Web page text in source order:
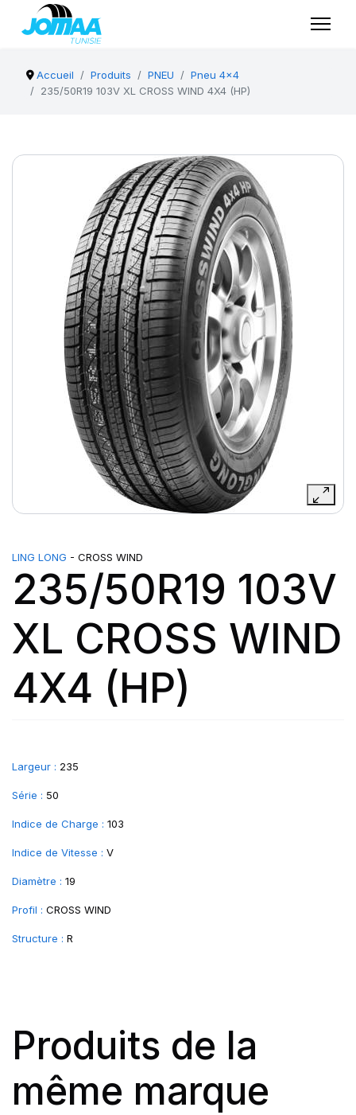
Accueil Produits PNEU
Pneu 4x4
235/50R19 103V XL CROSS WIND 4X4 (HP)
LING LONG - CROSS WIND
235/50R19 103V
XL CROSS WIND
4X4 (HP)
Largeur : 235
Série : 50
Indice de Charge : 103
Indice de Vitesse : V
Diamètre : 19
Profil : CROSS WIND
Structure : R
Produits de la
même marque